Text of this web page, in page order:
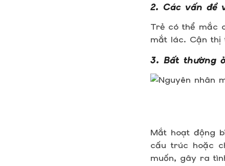
2. Các vấn đề
Trẻ có thể mắc
mắt lác. Cận thị
3. Bất thường
Mắt hoạt động
cấu trúc hoặc
muốn, gây ra